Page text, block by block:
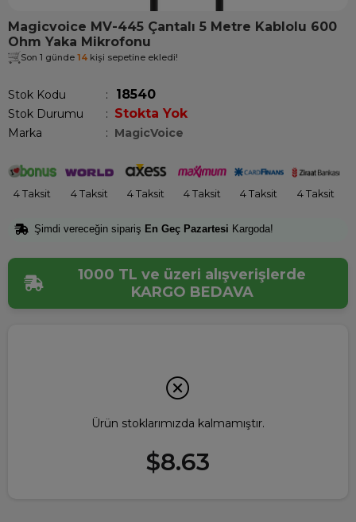
Magicvoice MV-445 Çantalı 5 Metre Kablolu 600
Ohm Yaka Mikrofonu
Son 1 günde 14 kişi sepetine ekledi!
Stok Kodu 18540
Stok Durumu : Stokta Yok
Marka : MagicVoice
4 Taksit 4 Taksit 4 Taksit 4 Taksit 4 Taksit 4 Taksit
Şimdi vereceğin sipariş En Geç Pazartesi Kargoda!
1000 TL ve üzeri alışverişlerde
KARGO BEDAVA
Ürün stoklarımızda kalmamıştır.
$8.63